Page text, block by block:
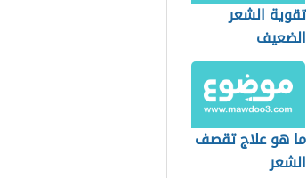
تقوية الشعر
الضعيف
ما هو علاج تقصف
الشعر